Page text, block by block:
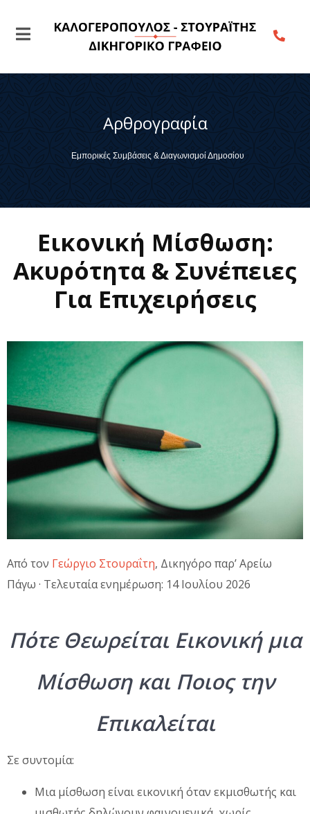
Αρθρογραφία
Εμπορικές Συμβάσεις & Διαγωνισμοί Δημοσίου
Εικονική Μίσθωση:
Ακυρότητα & Συνέπειες
Για Επιχειρήσεις
Από τον Γεώργιο Στουραΐτη, Δικηγόρο παρ’ Αρείω
Πάγω · Τελευταία ενημέρωση: 14 Ιουλίου 2026
Πότε Θεωρείται Εικονική μια
Μίσθωση και Ποιος την
Επικαλείται
Σε συντομία:
Μια μίσθωση είναι εικονική όταν εκμισθωτής και